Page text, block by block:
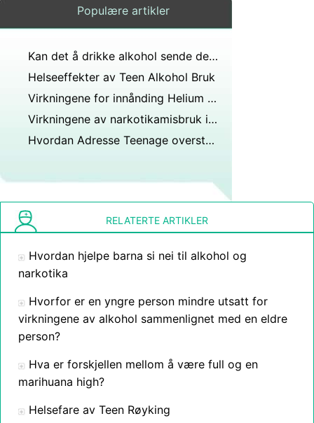
Populære artikler
Kan det å drikke alkohol sende deg til helvete?
Helseeffekter av Teen Alkohol Bruk
Virkningene for innånding Helium Gas
Virkningene av narkotikamisbruk i tenåringer
Hvordan Adresse Teenage overstadig drikking
RELATERTE ARTIKLER
Hvordan hjelpe barna si nei til alkohol og
narkotika
Hvorfor er en yngre person mindre utsatt for
virkningene av alkohol sammenlignet med en eldre
person?
Hva er forskjellen mellom å være full og en
marihuana high?
Helsefare av Teen Røyking